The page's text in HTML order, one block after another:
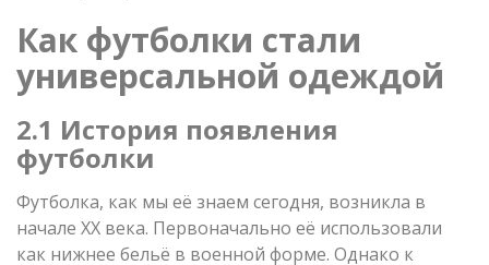
Как футболки стали
универсальной одеждой
2.1 История появления
футболки
Футболка, как мы её знаем сегодня, возникла в
начале XX века. Первоначально её использовали
как нижнее бельё в военной форме. Однако к